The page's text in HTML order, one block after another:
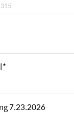
*
7.23.2026